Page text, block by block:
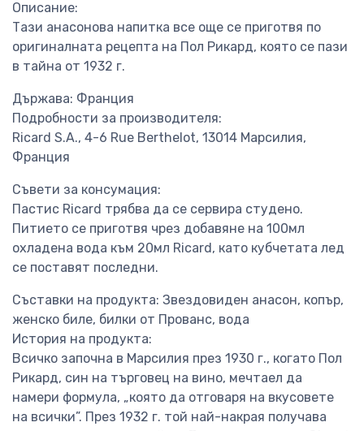
Описание:
Тази анасонова напитка все още се приготвя по
оригиналната рецепта на Пол Рикард, която се пази
в тайна от 1932 г.
Държава: Франция
Подробности за производителя:
Ricard S.A., 4-6 Rue Berthelot, 13014 Марсилия,
Франция
Съвети за консумация:
Пастис Ricard трябва да се сервира студено.
Питието се приготвя чрез добавяне на 100мл
охладена вода към 20мл Ricard, като кубчетата лед
се поставят последни.
Съставки на продукта: Звездовиден анасон, копър,
женско биле, билки от Прованс, вода
История на продукта:
Всичко започна в Марсилия през 1930 г., когато Пол
Рикард, син на търговец на вино, мечтаел да
намери формула, „която да отговаря на вкусовете
на всички”. През 1932 г. той най-накрая получава